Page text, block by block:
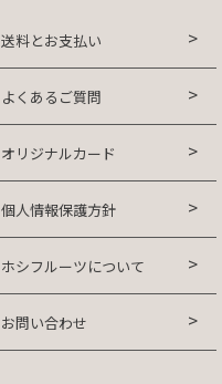
送料とお支払い
よくあるご質問
オリジナルカード
個人情報保護方針
ホシフルーツについて
お問い合わせ